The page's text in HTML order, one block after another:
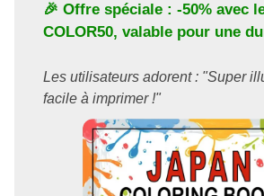
🎉 Offre spéciale : -50% avec
COLOR50, valable pour une
Les utilisateurs adorent : "Super
facile à imprimer !"